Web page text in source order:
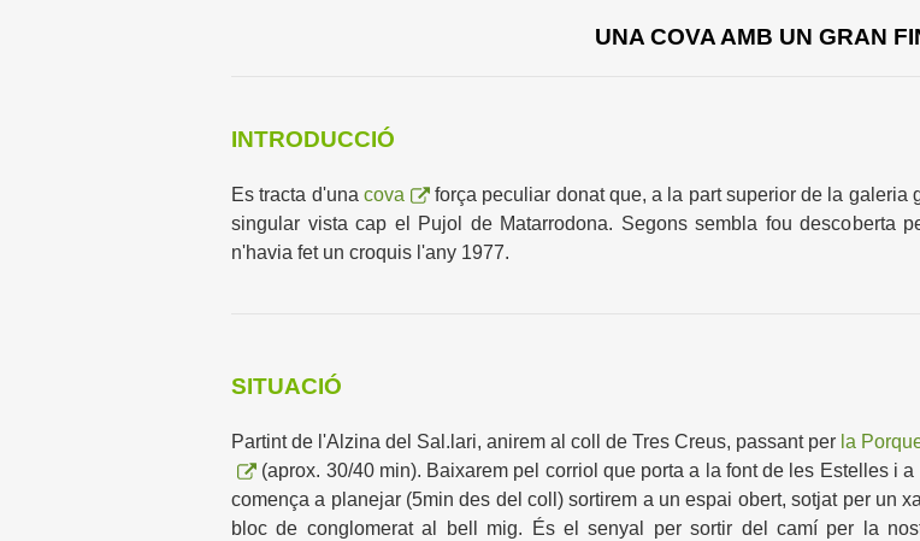
UNA COVA AMB UN GRAN
INTRODUCCIÓ
Es tracta d'una cova força peculiar donat que, a la part superior de la galeria
singular vista cap el Pujol de Matarrodona. Segons sembla fou descoberta
n'havia fet un croquis l'any 1977.
SITUACIÓ
Partint de l'Alzina del Sal.lari, anirem al coll de Tres Creus, passant per la
(aprox. 30/40 min). Baixarem pel corriol que porta a la font de les Estelles i a
comença a planejar (5min des del coll) sortirem a un espai obert, sotjat per un
bloc de conglomerat al bell mig. És el senyal per sortir del camí per la